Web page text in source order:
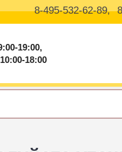
8-495-532-62-89,
19:00,
18:00